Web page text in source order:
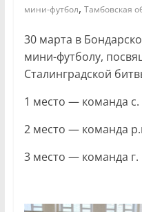
мини-футбол, Тамбовская
30 марта в
мини-футболу,
Сталинградской
1 место — команда
2 место — команда
3 место — команда г.